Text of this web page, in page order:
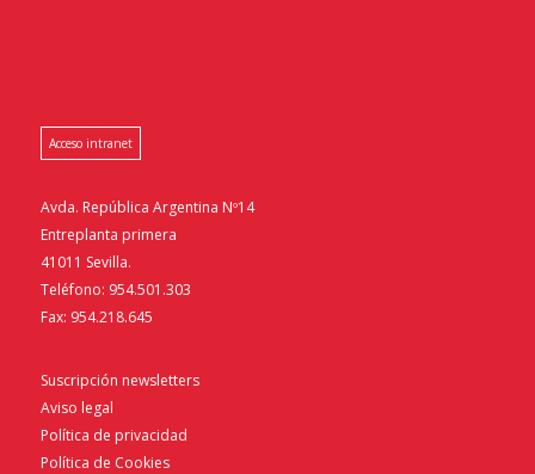
Acceso intranet
Avda. República Argentina Nº14
Entreplanta primera
41011 Sevilla.
Teléfono: 954.501.303
Fax: 954.218.645
Suscripción newsletters
Aviso legal
Política de privacidad
Política de Cookies